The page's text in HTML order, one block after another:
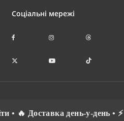
Соціальні мережі
у-день • ⚡ Спілкуємось